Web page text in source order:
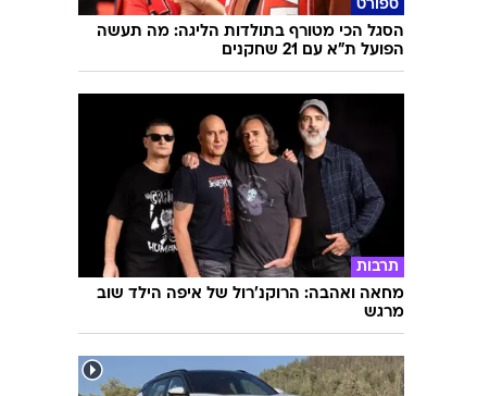
ספורט
הסגל הכי מטורף בתולדות הליגה: מה תעשה
הפועל ת"א עם 21 שחקנים
תרבות
מחאה ואהבה: הרוקנ'רול של איפה הילד שוב
מרגש